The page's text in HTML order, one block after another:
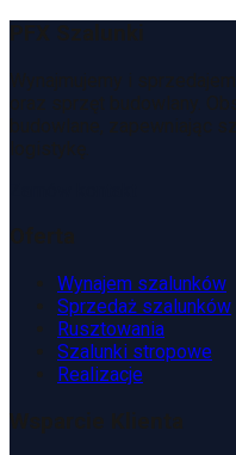
Wynajem szalunków
Sprzedaż szalunków
Rusztowania
Szalunki stropowe
Realizacje